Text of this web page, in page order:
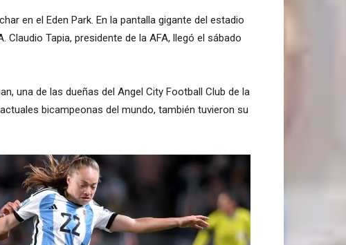
en el Eden Park. En la pantalla gigante del estadio
Claudio Tapia, presidente de la AFA, llegó el sábado
una de las dueñas del Angel City Football Club de la
bicampeonas del mundo, también tuvieron su